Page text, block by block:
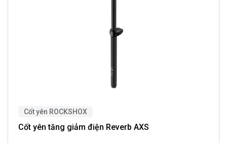
Cốt yên ROCKSHOX
Cốt yên tăng giảm điện Reverb AXS